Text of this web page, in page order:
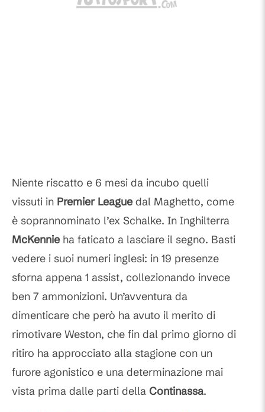
Niente riscatto e 6 mesi da incubo quelli
vissuti in Premier Leaguedal Maghetto, come
è soprannominato l’ex Schalke. In Inghilterra
McKennieha faticato a lasciare il segno. Basti
vedere i suoi numeri inglesi: in 19 presenze
sforna appena 1 assist, collezionando invece
ben 7 ammonizioni. Un’avventura da
dimenticare che però ha avuto il merito di
rimotivare Weston, che fin dal primo giorno di
ritiro ha approcciato alla stagione con un
furore agonistico e una determinazione mai
vista prima dalle parti della Continassa.